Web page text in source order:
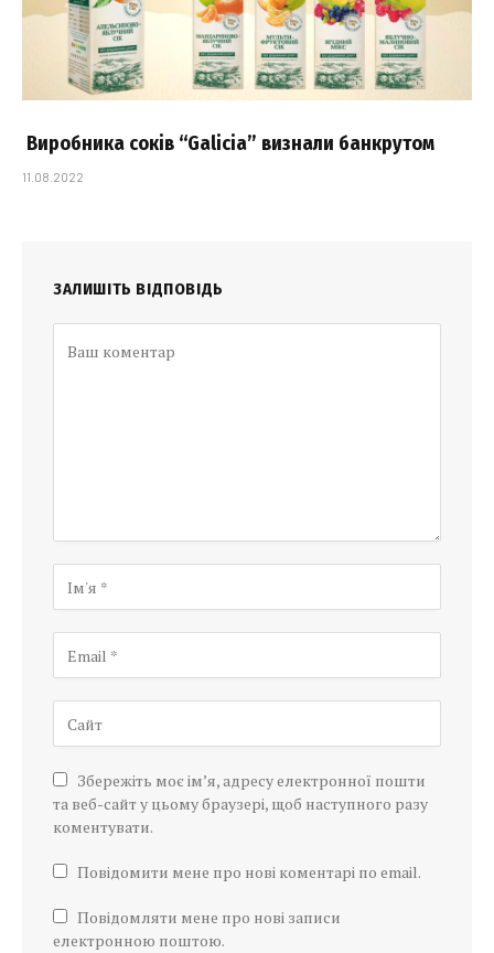
Виробника соків “Galicia” визнали банкрутом
11.08.2022
ЗАЛИШІТЬ ВІДПОВІДЬ
Збережіть моє ім’я, адресу електронної пошти
та веб-сайт у цьому браузері, щоб наступного разу
коментувати.
Повідомити мене про нові коментарі по email.
Повідомляти мене про нові записи
електронною поштою.